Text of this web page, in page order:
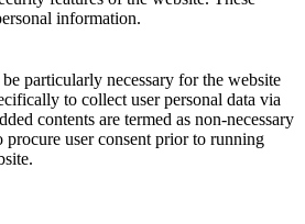
information.
particularly necessary for the website
to collect user personal data via
contents are termed as non-necessary
user consent prior to running